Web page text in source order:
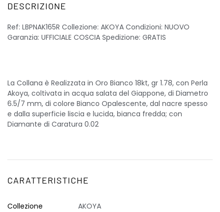
DESCRIZIONE
Ref: LBPNAK165R Collezione: AKOYA Condizioni: NUOVO
Garanzia: UFFICIALE COSCIA Spedizione: GRATIS
La Collana è Realizzata in Oro Bianco 18kt, gr 1.78, con Perla
Akoya, coltivata in acqua salata del Giappone, di Diametro
6.5/7 mm, di colore Bianco Opalescente, dal nacre spesso
e dalla superficie liscia e lucida, bianca fredda; con
Diamante di Caratura 0.02
CARATTERISTICHE
Collezione AKOYA